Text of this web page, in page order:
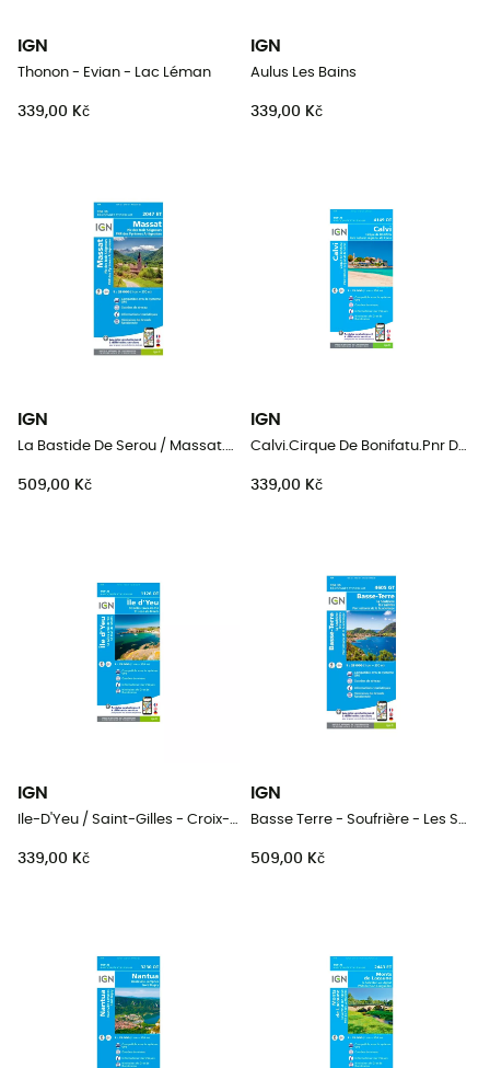
IGN
Thonon - Evian - Lac Léman
339,00 Kč
IGN
Aulus Les Bains
339,00 Kč
IGN
La Bastide De Serou / Massat.Pic Des Trois Seigneurs.Pnr Des Pyrénées-Ariégeoises
509,00 Kč
IGN
Calvi.Cirque De Bonifatu.Pnr De Corse
339,00 Kč
IGN
Ile-D'Yeu / Saint-Gilles - Croix-De-Vie
339,00 Kč
IGN
Basse Terre - Soufrière - Les Saintes
509,00 Kč